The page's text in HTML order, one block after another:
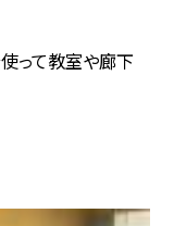
って教室や廊下